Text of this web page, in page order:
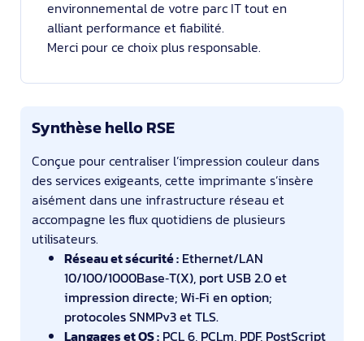
environnemental de votre parc IT tout en
alliant performance et fiabilité.
Merci pour ce choix plus responsable.
Synthèse hello RSE
Conçue pour centraliser l’impression couleur dans
des services exigeants, cette imprimante s’insère
aisément dans une infrastructure réseau et
accompagne les flux quotidiens de plusieurs
utilisateurs.
Réseau et sécurité : Ethernet/LAN
10/100/1000Base‑T(X), port USB 2.0 et
impression directe; Wi‑Fi en option;
protocoles SNMPv3 et TLS.
Langages et OS : PCL 6, PCLm, PDF, PostScript